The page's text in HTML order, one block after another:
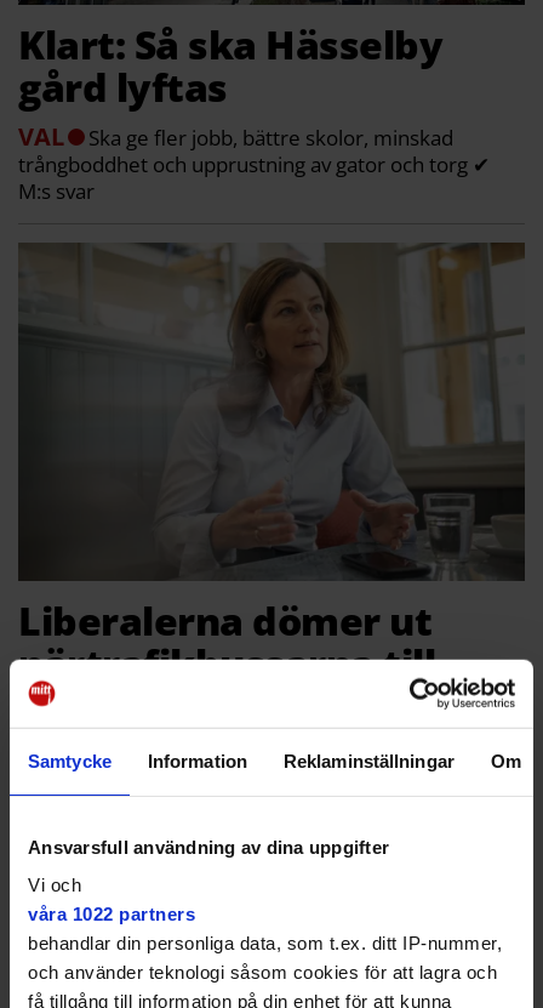
Samtycke Information Reklaminställningar Om
Ansvarsfull användning av dina uppgifter
Vi och
våra 1022 partners
behandlar din personliga data, som t.ex. ditt IP-nummer,
och använder teknologi såsom cookies för att lagra och
få tillgång till information på din enhet för att kunna
Klart: Så ska Hässelby
gård lyftas
VAL
Ska ge fler jobb, bättre skolor, minskad
trångboddhet och upprustning av gator och torg ✔
M:s svar
Liberalerna dömer ut
närtrafikbussarna till
sjukhuset
VAL
Stämmer in i kritiken bussarna vid Bromma